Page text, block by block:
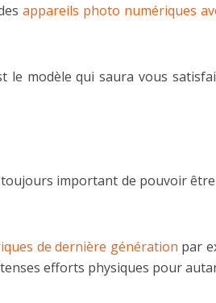
appareils photo numériques
le modèle qui saura vous
important de pouvoir
de dernière génération par
efforts physiques pour